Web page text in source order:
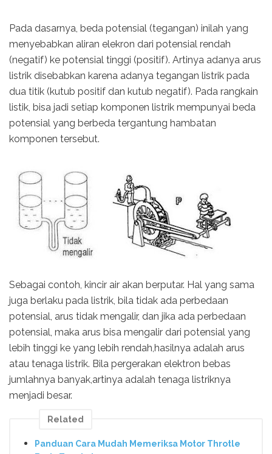
Pada dasarnya, beda potensial (tegangan) inilah yang
menyebabkan aliran elekron dari potensial rendah
(negatif) ke potensial tinggi (positif). Artinya adanya arus
listrik disebabkan karena adanya tegangan listrik pada
dua titik (kutub positif dan kutub negatif). Pada rangkain
listik, bisa jadi setiap komponen listrik mempunyai beda
potensial yang berbeda tergantung hambatan
komponen tersebut.
Sebagai contoh, kincir air akan berputar. Hal yang sama
juga berlaku pada listrik, bila tidak ada perbedaan
potensial, arus tidak mengalir, dan jika ada perbedaan
potensial, maka arus bisa mengalir dari potensial yang
lebih tinggi ke yang lebih rendah,hasilnya adalah arus
atau tenaga listrik. Bila pergerakan elektron bebas
jumlahnya banyak,artinya adalah tenaga listriknya
menjadi besar.
Related
Panduan Cara Mudah Memeriksa Motor Throtle